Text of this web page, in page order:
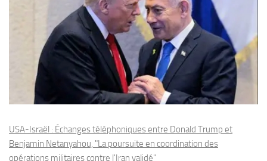
USA-Israël : Échanges téléphoniques entre Donald Trump et
Benjamin Netanyahou, "La poursuite en coordination des
opérations militaires contre l'Iran validé"